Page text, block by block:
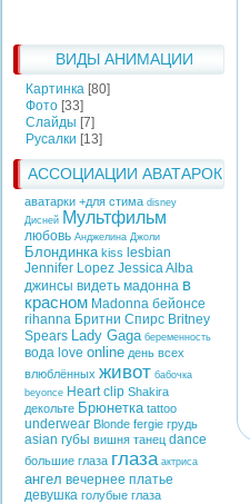
ВИДЫ АНИМАЦИИ
Картинка [80]
Фото [33]
Слайды [7]
Русалки [13]
АССОЦИАЦИИ АВАТАРОК
аватарки +для стима disney
Дисней Мультфильм
любовь Анджелина Джоли
Блондинка kiss lesbian
Jennifer Lopez Jessica Alba
джинсы видеть мадонна в
красном Madonna бейонсе
rihanna Бритни Спирс Britney
Spears Lady Gaga беременность
вода love online день всех
влюблённых живот бабочка
beyonce Heart clip Shakira
декольте Брюнетка tattoo
underwear Blonde fergie грудь
asian губы вишня танец dance
большие глаза глаза актриса
ангел вечернее платье
девушка голубые глаза